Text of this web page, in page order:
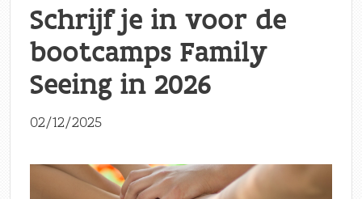
Schrijf je in voor de
bootcamps Family
Seeing in 2026
02/12/2025